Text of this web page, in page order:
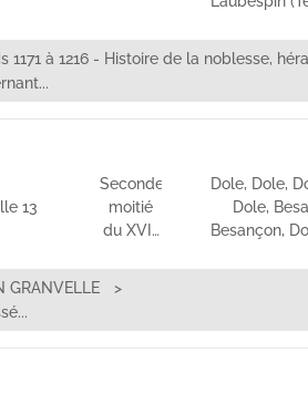
1171 à 1216 - Histoire de la noblesse,
13
Seconde
moitié
du XVI…
Dole, Dole,
Dole,
Besançon,
GRANVELLE